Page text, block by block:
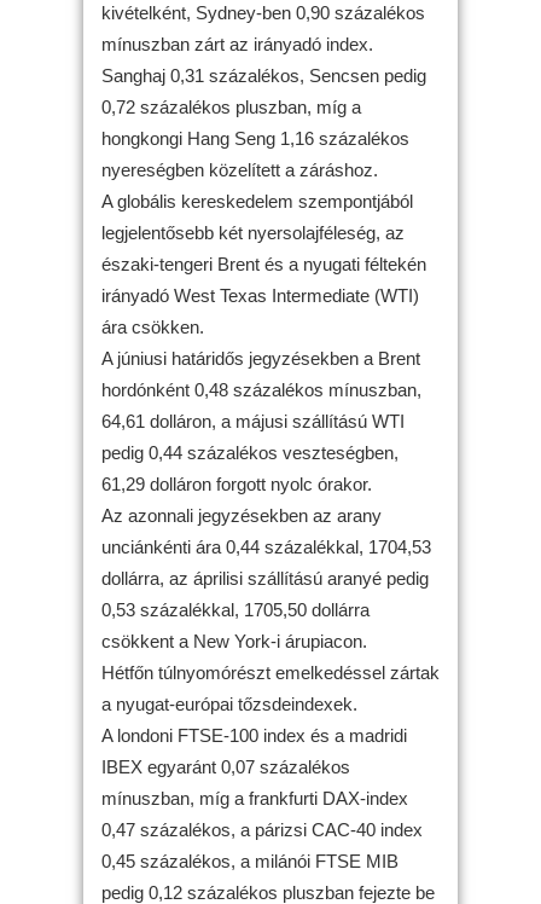
kivételként, Sydney-ben 0,90 százalékos
mínuszban zárt az irányadó index.
Sanghaj 0,31 százalékos, Sencsen pedig
0,72 százalékos pluszban, míg a
hongkongi Hang Seng 1,16 százalékos
nyereségben közelített a záráshoz.
A globális kereskedelem szempontjából
legjelentősebb két nyersolajféleség, az
északi-tengeri Brent és a nyugati féltekén
irányadó West Texas Intermediate (WTI)
ára csökken.
A júniusi határidős jegyzésekben a Brent
hordónként 0,48 százalékos mínuszban,
64,61 dolláron, a májusi szállítású WTI
pedig 0,44 százalékos veszteségben,
61,29 dolláron forgott nyolc órakor.
Az azonnali jegyzésekben az arany
unciánkénti ára 0,44 százalékkal, 1704,53
dollárra, az áprilisi szállítású aranyé pedig
0,53 százalékkal, 1705,50 dollárra
csökkent a New York-i árupiacon.
Hétfőn túlnyomórészt emelkedéssel zártak
a nyugat-európai tőzsdeindexek.
A londoni FTSE-100 index és a madridi
IBEX egyaránt 0,07 százalékos
mínuszban, míg a frankfurti DAX-index
0,47 százalékos, a párizsi CAC-40 index
0,45 százalékos, a milánói FTSE MIB
pedig 0,12 százalékos pluszban fejezte be